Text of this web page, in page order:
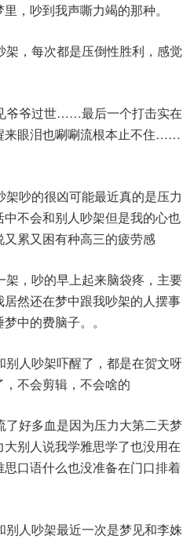
，吵到我声嘶力竭的那种。
，每次都是压倒性胜利，感觉
爷爷过世……最后一个打击实在
来眼泪也唰唰流根本止不住……
吵的很凶可能最近真的是压力
不会和别人吵架但是我的心也
累又困有种高三的疲劳感
，吵的早上起来脑袋疼，主要
然还在梦中跟我吵架的人摆事
中的费脑子。。​
人吵架吓醒了，都是在贺文呀
不会剪辑，不会啥的
好多血是因为压力大第二天梦
别人说我学雅思学了也没用在
口语什么也没准备在门口排着
人吵架最近一次是梦见和李姝